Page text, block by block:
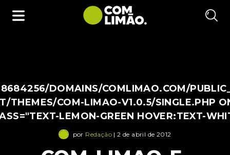
DOMAINS/COMLIMAO.COM/
THEMES/COM-LIMAO-V1.0.5/SINGLE.PHP
LEMON-GREEN HOVER:TEXT-
por Redação | 2 de abril de 2012